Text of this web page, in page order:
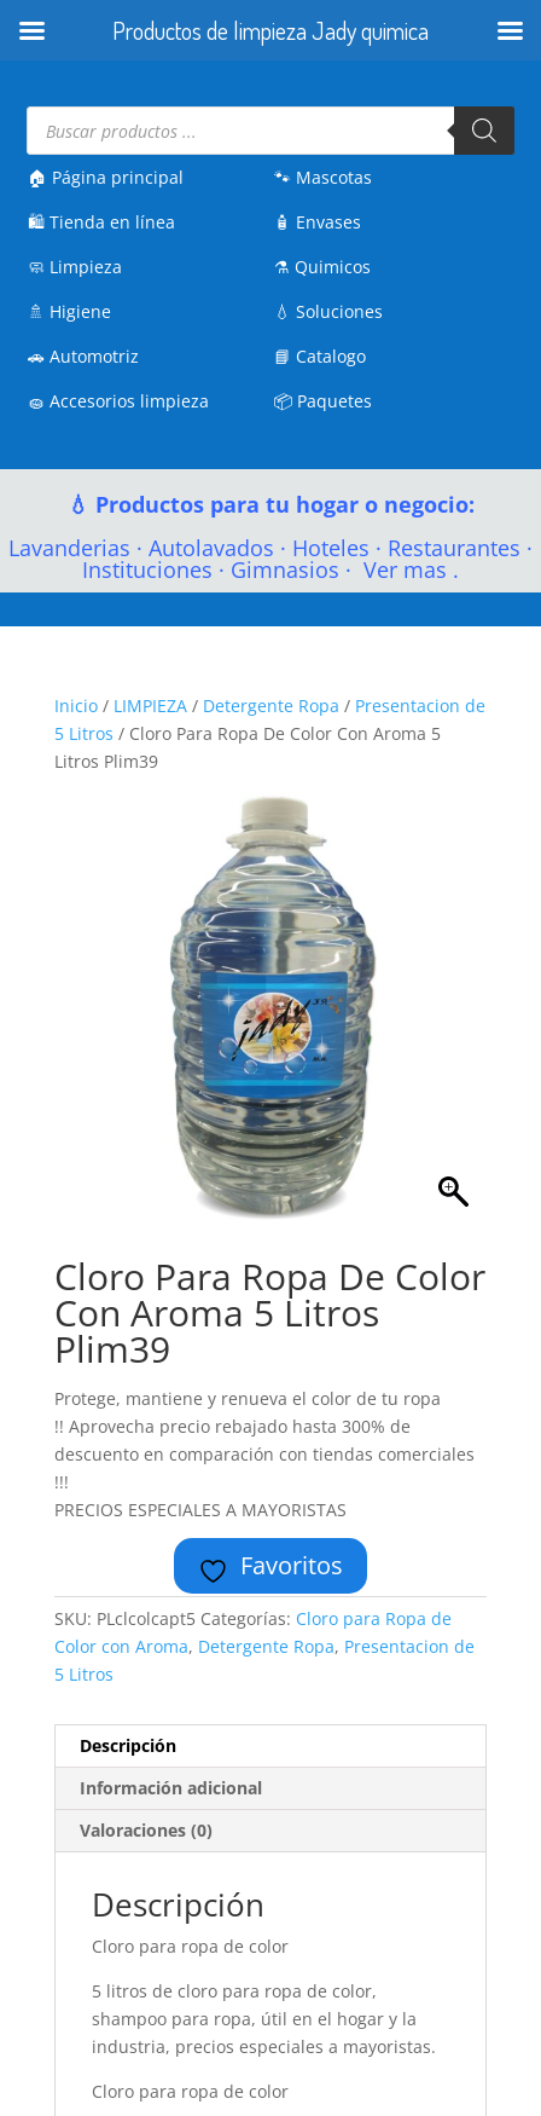
Búsqueda
productos
🏠 Página principal
🛍️Tienda en línea
🧼 Limpieza
🚿 Higiene
🚗Automotriz
🧽Accesorios limpieza
🐾 Mascotas
🧴 Envases
⚗️Quimicos
💧Soluciones
📘Catalogo
📦 Paquetes
💧 Productos para tu hogar o negocio:
Lavanderias · Autolavados · Hoteles · Restaurantes ·
Instituciones · Gimnasios · Ver mas .
Inicio/ LIMPIEZA/ Detergente Ropa / Presentacion de
5 Litros / Cloro Para Ropa De Color Con Aroma 5
Litros Plim39
Cloro Para Ropa De Color
Con Aroma 5 Litros
Plim39
Protege, mantiene y renueva el color de tu ropa
!! Aprovecha precio rebajado hasta 300% de
descuento en comparación con tiendas comerciales
!!!
PRECIOS ESPECIALES A MAYORISTAS
Favoritos
SKU: PLclcolcapt5 Categorías: Cloro para Ropa de
Color con Aroma, Detergente Ropa, Presentacion de
5 Litros
Descripción
Información adicional
Valoraciones (0)
Descripción
Cloro para ropa de color
5 litros de cloro para ropa de color,
shampoo para ropa, útil en el hogar y la
industria, precios especiales a mayoristas.
Cloro para ropa de color
Productos de limpieza Jady quimica